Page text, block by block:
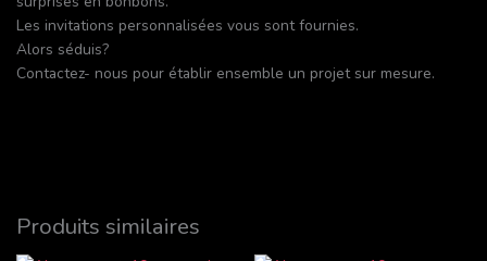
Les invitations personnalisées vous sont fournies.
Alors séduis?
Contactez- nous pour établir ensemble un projet sur mesure.
Produits similaires